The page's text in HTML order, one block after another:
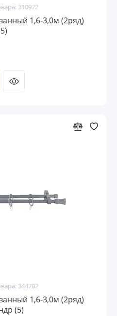
310972
1,6-3,0м (2ряд)
344702
1,6-3,0м (2ряд)
(5)